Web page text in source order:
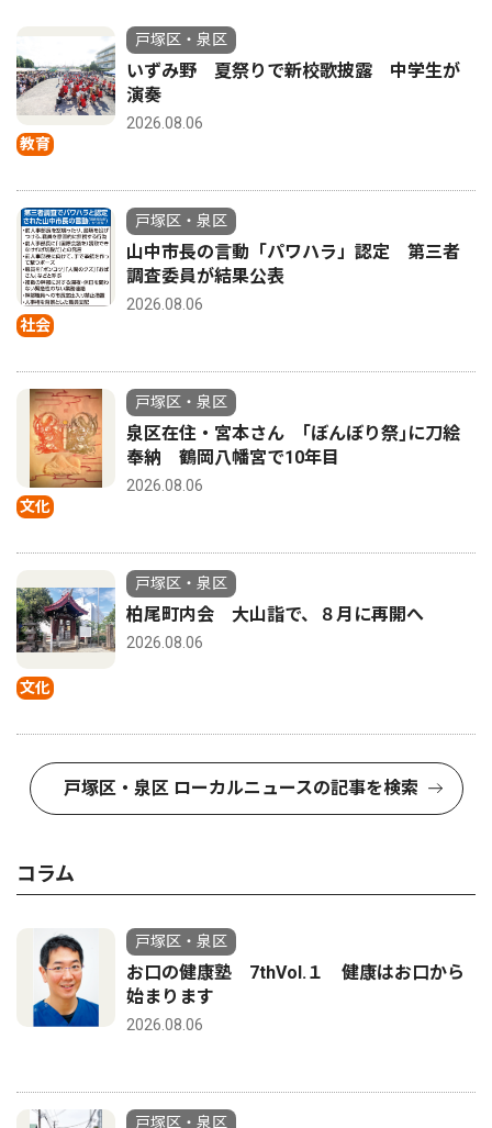
教育
戸塚区・泉区
いずみ野 夏祭りで新校歌披露 中学生が
演奏
2026.08.06
社会
戸塚区・泉区
山中市長の言動「パワハラ」認定 第三者
調査委員が結果公表
2026.08.06
文化
戸塚区・泉区
泉区在住・宮本さん ｢ぼんぼり祭｣に刀絵
奉納 鶴岡八幡宮で10年目
2026.08.06
文化
戸塚区・泉区
柏尾町内会 大山詣で、８月に再開へ
2026.08.06
戸塚区・泉区 ローカルニュースの記事を検索
コラム
戸塚区・泉区
お口の健康塾 7thVol.１ 健康はお口から
始まります
2026.08.06
戸塚区・泉区